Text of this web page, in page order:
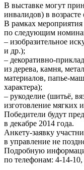
В выставке могут
инвалидов) в возрасте
В рамках
по следующим
– изобразительное
и др.);
– декоративно-
из дерева, камня,
материалов, папье-
характера);
– рукоделие (шитьё,
изготовление мягких
Победители будут
в декабре 2014 года.
Анкету-заявку
в управление не
Подробную
по телефонам: 4-14-